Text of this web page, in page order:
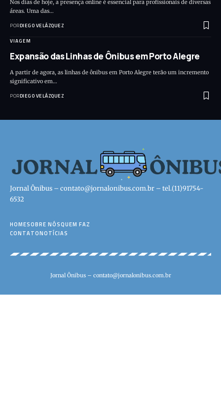
Nos dias de hoje, a presença online é essencial para profissionais de diversas
áreas. Uma das…
PORDIEGO VELÁZQUEZ
VIAGEM
Expansão das Linhas de Ônibus em Porto Alegre
A partir de agora, as linhas de ônibus em Porto Alegre terão um incremento
significativo em…
PORDIEGO VELÁZQUEZ
Jornal Ônibus – contato@jornalonibus.com.br – tel.(11)91754-
6532
HOMESOBRE NÓSQUEM FAZ
CONTATONOTÍCIAS
Jornal Ônibus – contato@jornalonibus.com.br